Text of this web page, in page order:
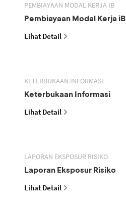
PEMBIAYAAN MODAL KERJA IB
Pembiayaan Modal Kerja iB
Lihat Detail
KETERBUKAAN INFORMASI
Keterbukaan Informasi
Lihat Detail
LAPORAN EKSPOSUR RISIKO
Laporan Eksposur Risiko
Lihat Detail